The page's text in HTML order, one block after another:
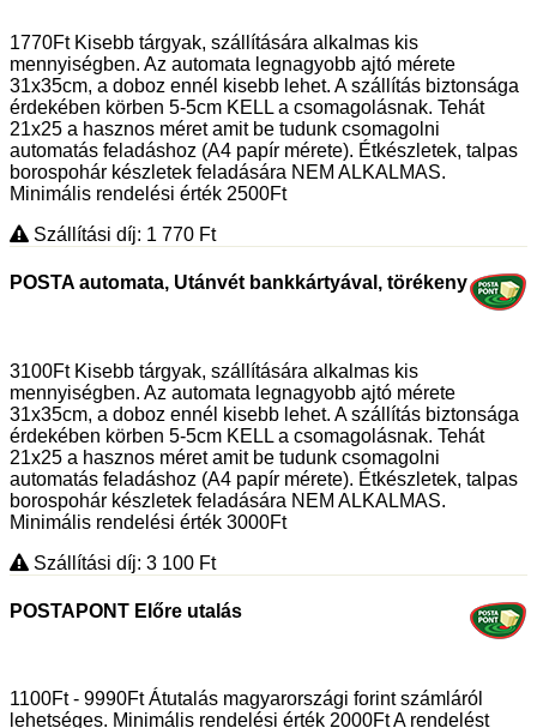
1770Ft Kisebb tárgyak, szállítására alkalmas kis
mennyiségben. Az automata legnagyobb ajtó mérete
31x35cm, a doboz ennél kisebb lehet. A szállítás biztonsága
érdekében körben 5-5cm KELL a csomagolásnak. Tehát
21x25 a hasznos méret amit be tudunk csomagolni
automatás feladáshoz (A4 papír mérete). Étkészletek, talpas
borospohár készletek feladására NEM ALKALMAS.
Minimális rendelési érték 2500Ft
Szállítási díj: 1 770 Ft
POSTA automata, Utánvét bankkártyával, törékeny
3100Ft Kisebb tárgyak, szállítására alkalmas kis
mennyiségben. Az automata legnagyobb ajtó mérete
31x35cm, a doboz ennél kisebb lehet. A szállítás biztonsága
érdekében körben 5-5cm KELL a csomagolásnak. Tehát
21x25 a hasznos méret amit be tudunk csomagolni
automatás feladáshoz (A4 papír mérete). Étkészletek, talpas
borospohár készletek feladására NEM ALKALMAS.
Minimális rendelési érték 3000Ft
Szállítási díj: 3 100 Ft
POSTAPONT Előre utalás
1100Ft - 9990Ft Átutalás magyarországi forint számláról
lehetséges. Minimális rendelési érték 2000Ft A rendelést